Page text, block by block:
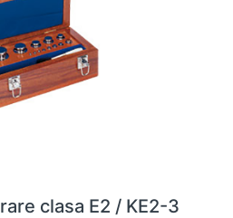
clasa E2 / KE2-3